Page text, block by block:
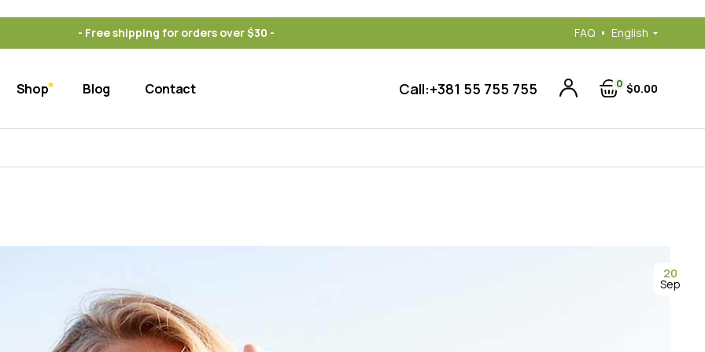
- Free shipping for orders over $30 - FAQ English
Shop Blog Contact Call:+381 55 755 755 0 $0 00
Standard
Masonry
20
Sep